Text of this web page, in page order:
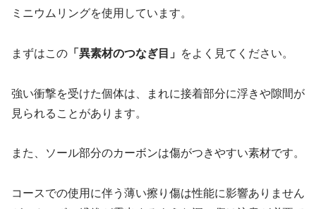
ミニウムリングを使用しています。
まずはこの 「異素材のつなぎ目」 をよく見てください。
強い衝撃を受けた個体は、まれに接着部分に浮きや隙間が
見られることがあります。
また、ソール部分のカーボンは傷がつきやすい素材です。
コースでの使用に伴う薄い擦り傷は性能に影響ありません